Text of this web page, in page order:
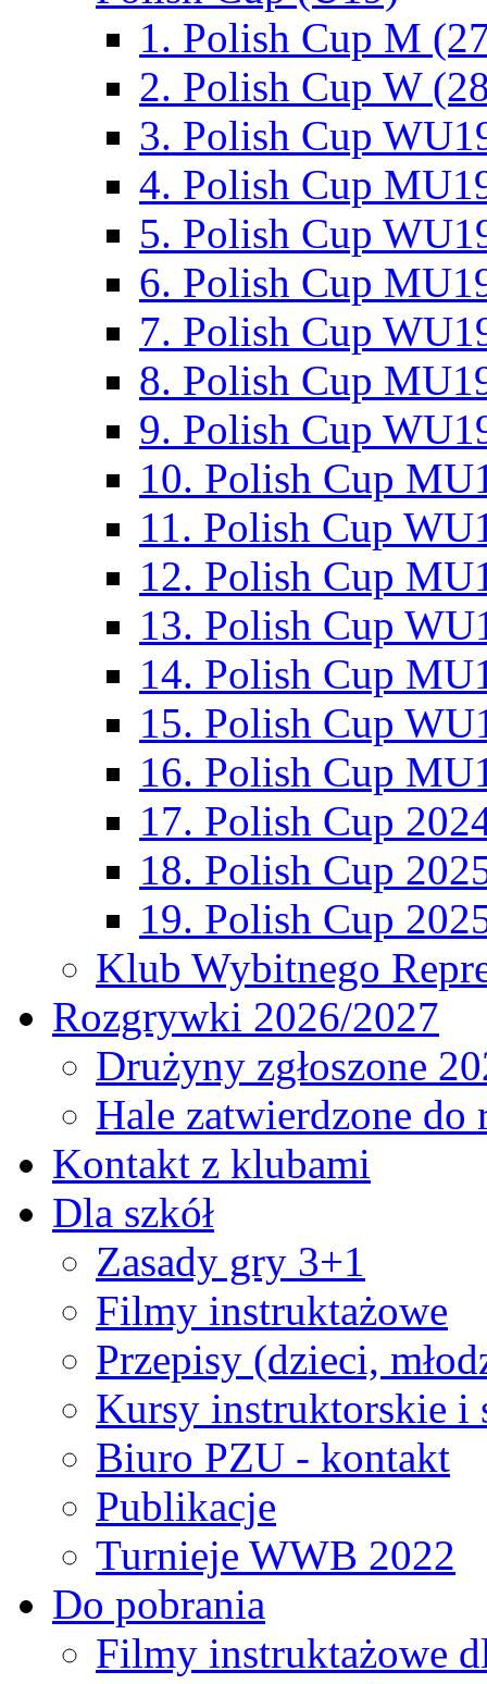
1. Polish Cup M
2. Polish Cup W
3. Polish Cup
4. Polish Cup
5. Polish Cup
6. Polish Cup
7. Polish Cup
8. Polish Cup
9. Polish Cup
10. Polish Cup
11. Polish Cup
12. Polish Cup
13. Polish Cup
14. Polish Cup
15. Polish Cup
16. Polish Cup
17. Polish Cup
18. Polish Cup
19. Polish Cup
Klub Wybitnego
Rozgrywki 2026/2027
Drużyny zgłoszone
Hale zatwierdzone
Kontakt z klubami
Dla szkół
Zasady gry 3+1
Filmy instruktażowe
Przepisy (dzieci,
Kursy instruktorskie i
Biuro PZU - kontakt
Publikacje
Turnieje WWB 2022
Do pobrania
Filmy instruktażowe